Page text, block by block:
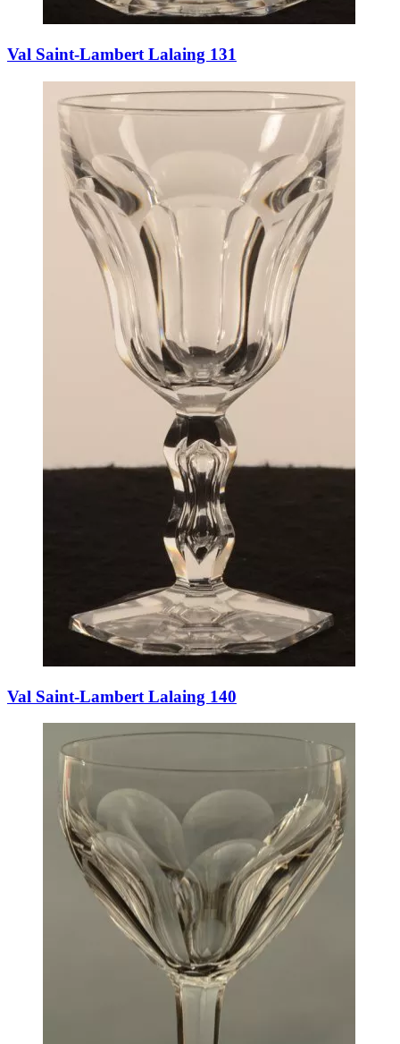
Val Saint-Lambert Lalaing 131
Val Saint-Lambert Lalaing 140